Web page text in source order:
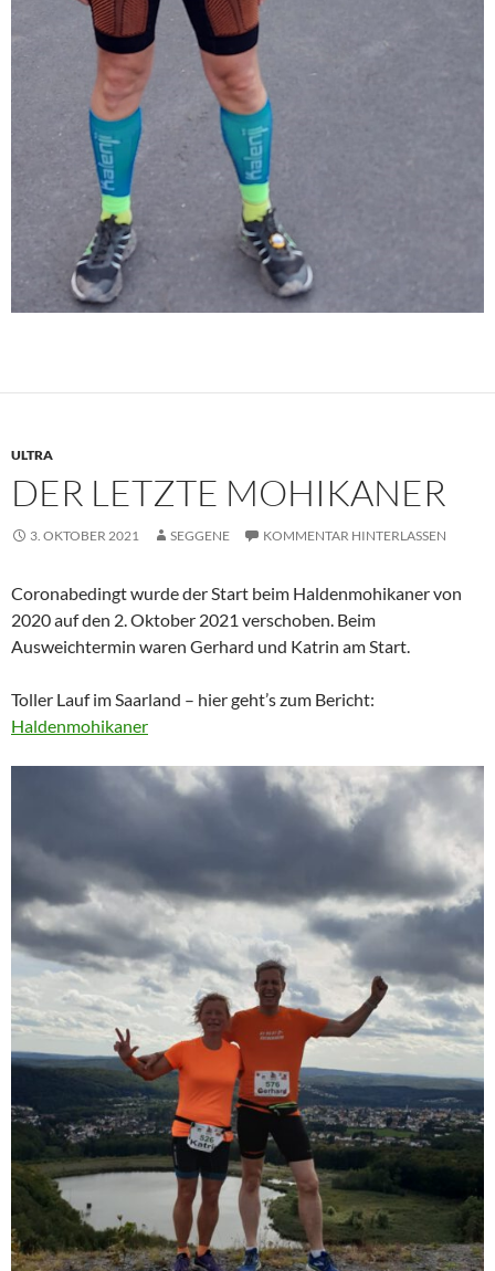
ULTRA
DER LETZTE MOHIKANER
3. OKTOBER 2021 SEGGENE KOMMENTAR HINTERLASSEN
Coronabedingt wurde der Start beim Haldenmohikaner von
2020 auf den 2. Oktober 2021 verschoben. Beim
Ausweichtermin waren Gerhard und Katrin am Start.
Toller Lauf im Saarland – hier geht’s zum Bericht:
Haldenmohikaner